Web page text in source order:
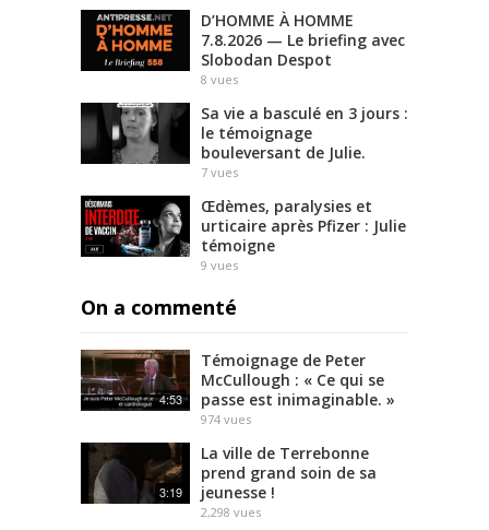
D’HOMME À HOMME
7.8.2026 — Le briefing avec
Slobodan Despot
8 vues
Sa vie a basculé en 3 jours :
le témoignage
bouleversant de Julie.
7 vues
Œdèmes, paralysies et
urticaire après Pfizer : Julie
témoigne
9 vues
On a commenté
4:53
Témoignage de Peter
McCullough : « Ce qui se
passe est inimaginable. »
974 vues
3:19
La ville de Terrebonne
prend grand soin de sa
jeunesse !
2,298 vues